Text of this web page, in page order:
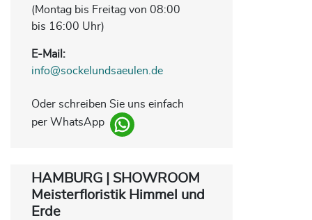
(Montag bis Freitag von 08:00
bis 16:00 Uhr)
E-Mail:
info@sockelundsaeulen.de
Oder schreiben Sie uns einfach
per WhatsApp
HAMBURG | SHOWROOM
Meisterfloristik Himmel und
Erde